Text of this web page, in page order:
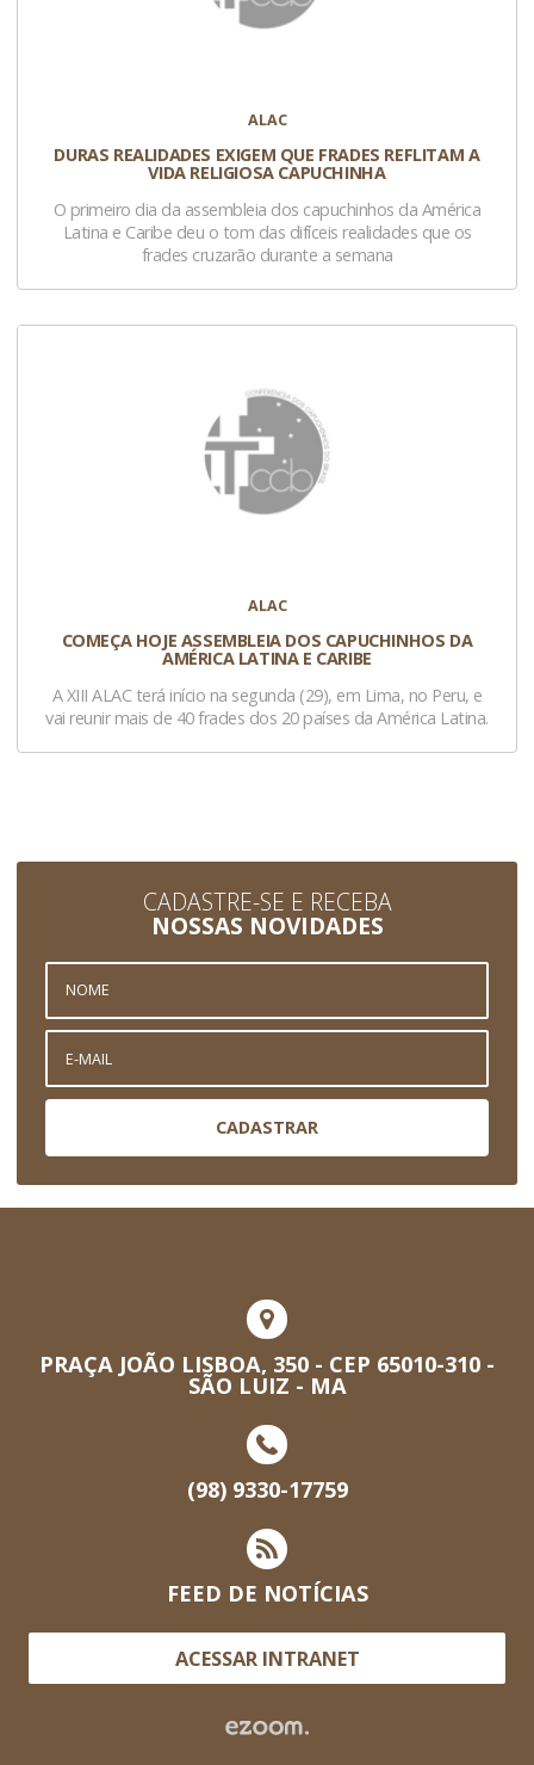
ALAC
DURAS REALIDADES EXIGEM QUE FRADES REFLITAM A
VIDA RELIGIOSA CAPUCHINHA
O primeiro dia da assembleia dos capuchinhos da América
Latina e Caribe deu o tom das difíceis realidades que os
frades cruzarão durante a semana
ALAC
COMEÇA HOJE ASSEMBLEIA DOS CAPUCHINHOS DA
AMÉRICA LATINA E CARIBE
A XIII ALAC terá início na segunda (29), em Lima, no Peru, e
vai reunir mais de 40 frades dos 20 países da América Latina.
CADASTRE-SE E RECEBA
NOSSAS NOVIDADES
CADASTRAR
PRAÇA JOÃO LISBOA, 350 - CEP 65010-310 -
SÃO LUIZ - MA
(98) 9330-17759
FEED DE NOTÍCIAS
ACESSAR INTRANET